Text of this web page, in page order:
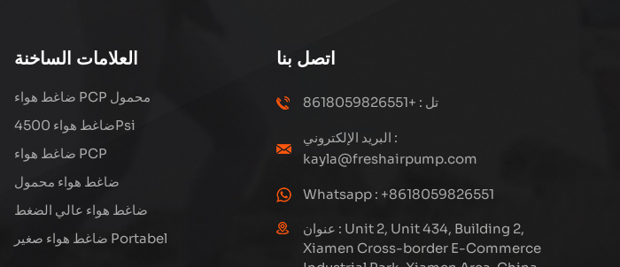
العلامات الساخنة
ضاغط هواء PCP محمول
ضاغط هواء 4500Psi
ضاغط هواء PCP
ضاغط هواء محمول
ضاغط هواء عالي الضغط
ضاغط هواء صغير Portabel
اتصل بنا
تل : +8618059826551
البريد الإلكتروني :
kayla@freshairpump.com
Whatsapp : +8618059826551
عنوان : Unit 2, Unit 434, Building 2,
Xiamen Cross-border E-Commerce